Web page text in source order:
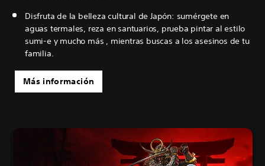
Disfruta de la belleza cultural de Japón: sumérgete en
aguas termales, reza en santuarios, prueba pintar al estilo
sumi-e y mucho más , mientras buscas a los asesinos de tu
familia.
Más información